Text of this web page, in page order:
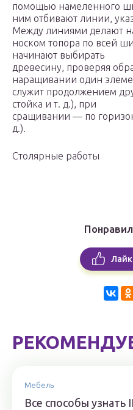
помощью намеленного
ним отбивают линии,
Между линиями делают
носком топора по всей
начинают выбирать
древесину, проверяя
наращивании один
служит продолжением
стойка и т. д.), при
сращивании — по
д.).
Столярные работы
Лайк
Мебель
Все способы узнать